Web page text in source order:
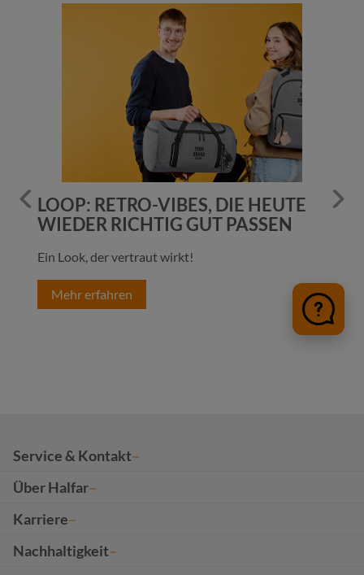
LOOP: RETRO-VIBES, DIE HEUTE
WIEDER RICHTIG GUT PASSEN
Ein Look, der vertraut wirkt!
Mehr erfahren
Service & Kontakt
Über Halfar
Karriere
Nachhaltigkeit